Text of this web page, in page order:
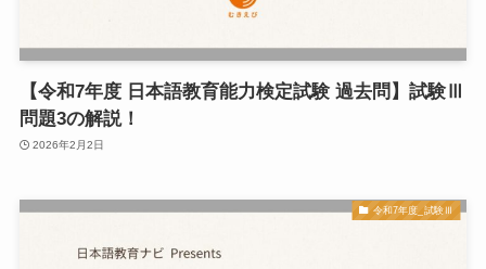
【令和7年度 日本語教育能力検定試験 過去問】試験Ⅲ
問題3の解説！
2026年2月2日
令和7年度_試験Ⅲ